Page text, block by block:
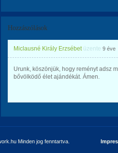
Hozzászólások
Miclausné Király Erzsébetüzente 9 éve
Urunk, köszönjük, hogy reményt adsz
bővölködő élet ajándékát. Ámen.
Minden jog fenntartva.